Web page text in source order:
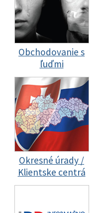
Obchodovanie s
ľuďmi
Okresné úrady /
Klientske centrá